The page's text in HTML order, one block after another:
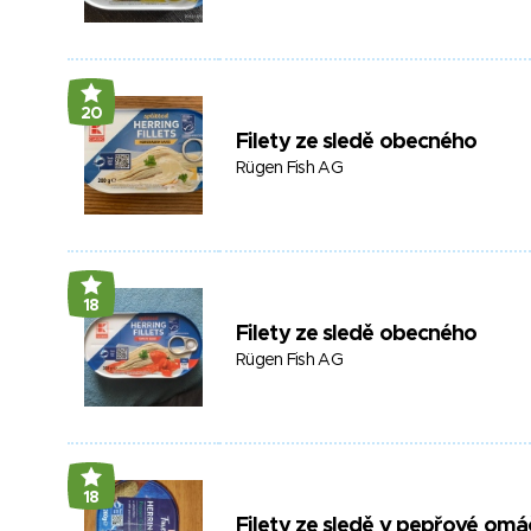
20
Filety ze sledě obecného
Rügen Fish AG
18
Filety ze sledě obecného
Rügen Fish AG
18
Filety ze sledě v pepřové